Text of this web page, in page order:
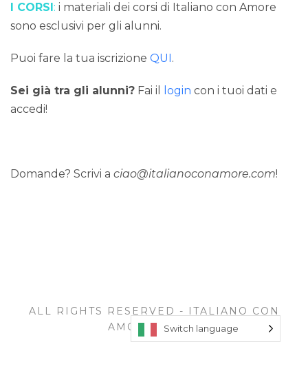
I CORSI: i materiali dei corsi di Italiano con Amore
sono esclusivi per gli alunni.
Puoi fare la tua iscrizione QUI.
Sei già tra gli alunni? Fai il login con i tuoi dati e
accedi!
Domande? Scrivi a ciao@italianoconamore.com!
ALL RIGHTS RESERVED - ITALIANO CON
AMORE © 2026Switch language